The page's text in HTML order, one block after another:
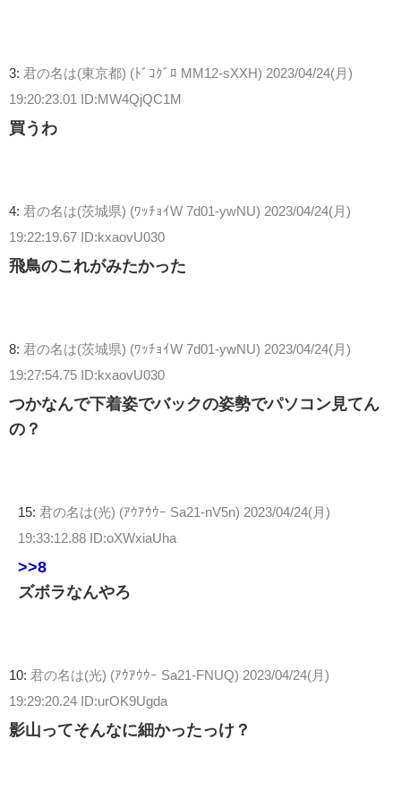
3: 君の名は(東京都) (ﾄﾞｺｸﾞﾛ MM12-sXXH) 2023/04/24(月)
19:20:23.01 ID:MW4QjQC1M
買うわ
4: 君の名は(茨城県) (ﾜｯﾁｮｲW 7d01-ywNU) 2023/04/24(月)
19:22:19.67 ID:kxaovU030
飛鳥のこれがみたかった
8: 君の名は(茨城県) (ﾜｯﾁｮｲW 7d01-ywNU) 2023/04/24(月)
19:27:54.75 ID:kxaovU030
つかなんで下着姿でバックの姿勢でパソコン見てん
の？
15: 君の名は(光) (ｱｳｱｳｳｰ Sa21-nV5n) 2023/04/24(月)
19:33:12.88 ID:oXWxiaUha
>>8
ズボラなんやろ
10: 君の名は(光) (ｱｳｱｳｳｰ Sa21-FNUQ) 2023/04/24(月)
19:29:20.24 ID:urOK9Ugda
影山ってそんなに細かったっけ？